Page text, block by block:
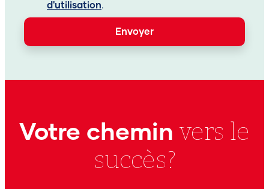
d'utilisation.
Envoyer
Votre cheminvers le
succès?